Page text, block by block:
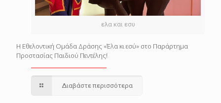
ελα και εσυ
Η Εθελοντική Ομάδα Δράσης «Έλα κι εσύ» στο Παράρτημα
Προστασίας Παιδιού Πεντέλης!
Διαβάστε περισσότερα